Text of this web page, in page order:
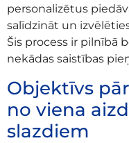
personalizētus
salīdzināt un
Šis process ir pilnībā
nekādas saistības
Objektīvs
no viena
slazdiem